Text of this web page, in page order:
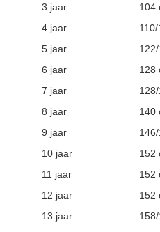
3 jaar
104
4 jaar
110/
5 jaar
122/
6 jaar
128
7 jaar
128/
8 jaar
140
9 jaar
146/
10 jaar
152
11 jaar
152
12 jaar
152
13 jaar
158/